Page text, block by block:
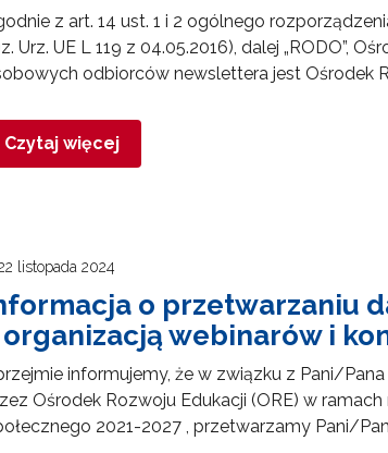
z art. 14 ust. 1 i 2 ogólnego
Urz. UE L 119 z 04.05.2016), dalej „RODO”,
odbiorców newslettera jest Ośrodek
Czytaj więcej
listopada 2024
o przetwarzaniu
organizacją webinarów i
informujemy, że w związku z Pani/
Ośrodek Rozwoju Edukacji (ORE) w
2021-2027 , przetwarzamy Pani/